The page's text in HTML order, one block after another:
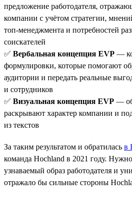
предложение работодателя,
компании с учётом стратегии,
топ-менеджмента и потребностей
соискателей
✅ Вербальная концепция EVP —
формулировки, которые помогают
аудитории и передать реальные
и сотрудников
✅ Визуальная концепция EVP —
раскрывают характер компании и
из текстов
За таким результатом и обратилась в
команда Hochland в 2021 году.
узнаваемый образ работодателя и
отражало бы сильные стороны